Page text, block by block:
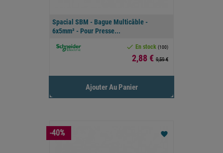
Spacial SBM - Bague Multicâble -
6x5mm² - Pour Presse...
 En stock (100)
Prix
2,88 € 9,59 €
Ajouter Au Panier
favorite
-40%